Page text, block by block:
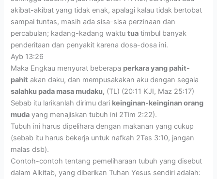
akibat-akibat yang tidak enak, apalagi kalau tidak bertobat
sampai tuntas, masih ada sisa-sisa perzinaan dan
percabulan; kadang-kadang waktutua timbul banyak
penderitaan dan penyakit karena dosa-dosa ini.
Ayb 13:26
Maka Engkau menyurat beberapa perkara yang pahit-
pahit akan daku, dan mempusakakan aku dengan segala
salahku pada masa mudaku, (TL) (20:11 KJI, Maz 25:17)
Sebab itu larikanlah dirimu dari keinginan-keinginan orang
muda yang menajiskan tubuh ini 2Tim 2:22).
Tubuh ini harus dipelihara dengan makanan yang cukup
(sebab itu harus bekerja untuk nafkah 2Tes 3:10, jangan
malas dsb).
Contoh-contoh tentang pemeliharaan tubuh yang disebut
dalam Alkitab, yang diberikan Tuhan Yesus sendiri adalah: